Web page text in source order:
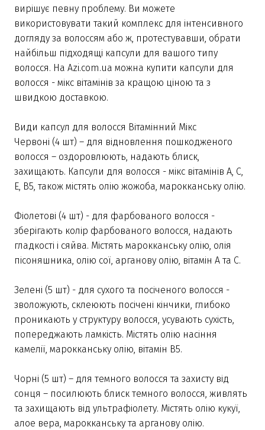
вирішує певну проблему. Ви можете
використовувати такий комплекс для інтенсивного
догляду за волоссям або ж, протестувавши, обрати
найбільш підходящі капсули для вашого типу
волосся. На Azi.com.ua можна купити капсули для
волосся - мікс вітамінів за кращою ціною та з
швидкою доставкою.
Види капсул для волосся Вітамінний Мікс
Червоні (4 шт) – для відновлення пошкодженого
волосся – оздоровлюють, надають блиск,
захищають. Капсули для волосся - мікс вітамінів А, С,
Е, В5, також містять олію жожоба, марокканську олію.
Фіолетові (4 шт) - для фарбованого волосся -
зберігають колір фарбованого волосся, надають
гладкості і сяйва. Містять марокканську олію, олія
пісоняшника, олію сої, арганову олію, вітамін А та С.
Зелені (5 шт) - для сухого та посіченого волосся -
зволожують, склеюють посічені кінчики, глибоко
проникають у структуру волосся, усувають сухість,
попереджають ламкість. Містять олію насіння
камелії, марокканську олію, вітамін В5.
Чорні (5 шт) – для темного волосся та захисту від
сонця – посилюють блиск темного волосся, живлять
та захищають від ультрафіолету. Містять олію кукуї,
алое вера, марокканську та арганову олію.